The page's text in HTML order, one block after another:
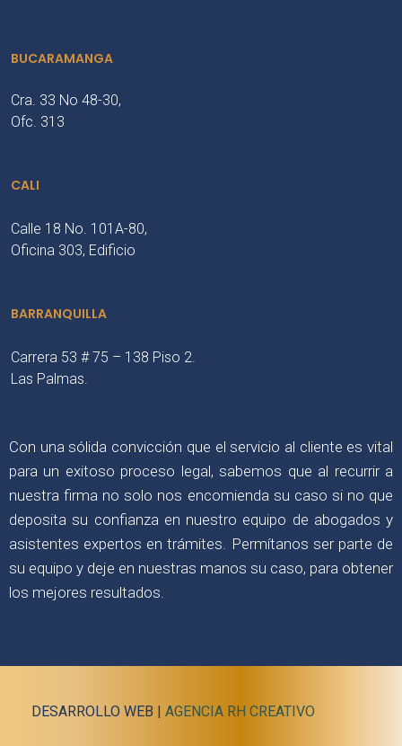
BUCARAMANGA
Cra. 33 No 48-30,
Ofc. 313
CALI
Calle 18 No. 101A-80,
Oficina 303, Edificio
BARRANQUILLA
Carrera 53 # 75 – 138 Piso 2.
Las Palmas.
Con una sólida convicción que el servicio al cliente es vital
para un exitoso proceso legal, sabemos que al recurrir a
nuestra firma no solo nos encomienda su caso si no que
deposita su confianza en nuestro equipo de abogados y
asistentes expertos en trámites. Permítanos ser parte de
su equipo y deje en nuestras manos su caso, para obtener
los mejores resultados.
DESARROLLO WEB | AGENCIA RH CREATIVO